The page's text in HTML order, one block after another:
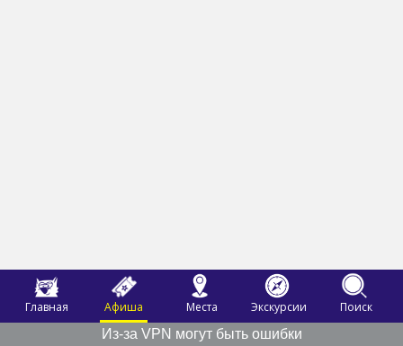
Главная Афиша Места Экскурсии
Поиск
Из-за VPN могут быть ошибки